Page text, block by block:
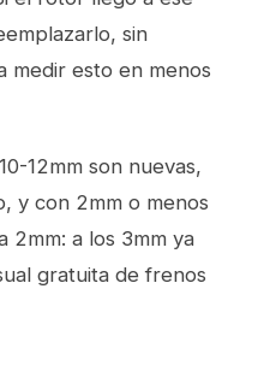
sin
medir esto en menos
12mm son nuevas,
y con 2mm o menos
2mm: a los 3mm ya
gratuita de frenos